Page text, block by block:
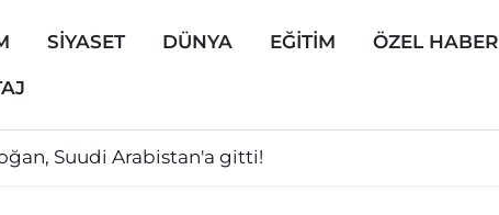
SİYASET DÜNYA EĞİTİM ÖZEL HABER
Suudi Arabistan'a gitti!